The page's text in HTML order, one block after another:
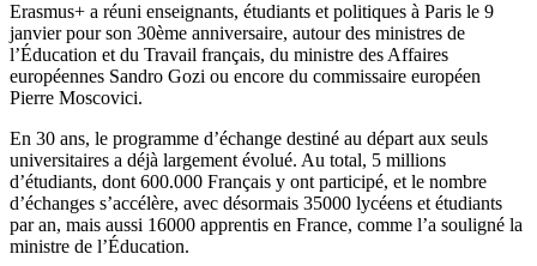
Erasmus+ a réuni enseignants, étudiants et politiques à Paris le 9
janvier pour son 30ème anniversaire, autour des ministres de
l’Éducation et du Travail français, du ministre des Affaires
européennes Sandro Gozi ou encore du commissaire européen
Pierre Moscovici.
En 30 ans, le programme d’échange destiné au départ aux seuls
universitaires a déjà largement évolué. Au total, 5 millions
d’étudiants, dont 600.000 Français y ont participé, et le nombre
d’échanges s’accélère, avec désormais 35000 lycéens et étudiants
par an, mais aussi 16000 apprentis en France, comme l’a souligné la
ministre de l’Éducation.